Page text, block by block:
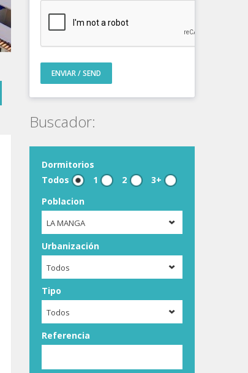
ENVIAR / SEND
Buscador:
Dormitorios
Todos
1 2
3+
Poblacion
LA MANGA
Urbanización
Todos
Tipo
Todos
Referencia